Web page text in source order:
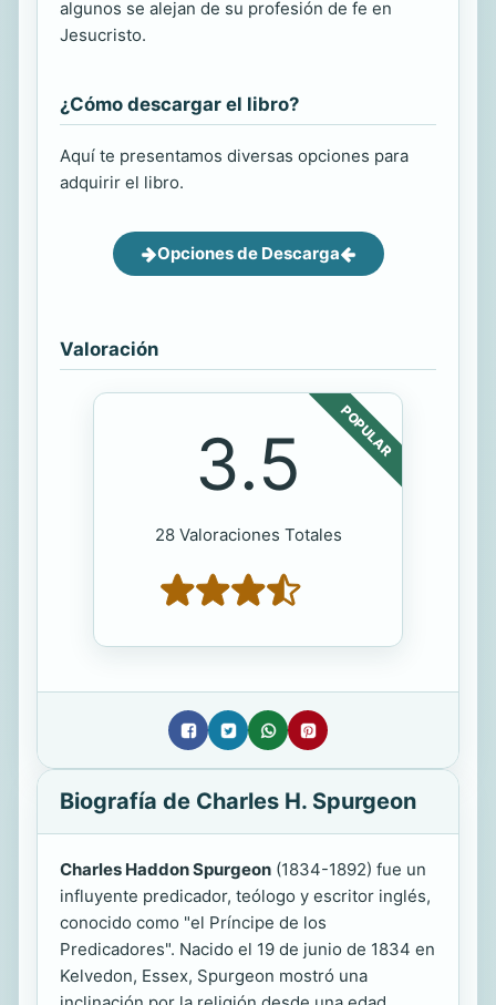
algunos se alejan de su profesión de fe en
Jesucristo.
¿Cómo descargar el libro?
Aquí te presentamos diversas opciones para
adquirir el libro.
Opciones de Descarga
Valoración
POPULAR
3.5
28 Valoraciones Totales
Biografía de Charles H. Spurgeon
Charles Haddon Spurgeon (1834-1892) fue un
influyente predicador, teólogo y escritor inglés,
conocido como "el Príncipe de los
Predicadores". Nacido el 19 de junio de 1834 en
Kelvedon, Essex, Spurgeon mostró una